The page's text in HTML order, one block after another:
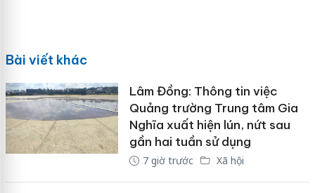
Bài viết khác
Lâm Đồng: Thông tin việc
Quảng trường Trung tâm Gia
Nghĩa xuất hiện lún, nứt sau
gần hai tuần sử dụng
7 giờ trước Xã hội